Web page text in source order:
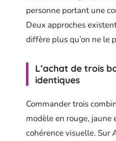
personne portant une
Deux approches
diffère plus qu’on ne le
L’achat de trois
identiques
Commander trois
modèle en rouge,
cohérence visuelle. Sur